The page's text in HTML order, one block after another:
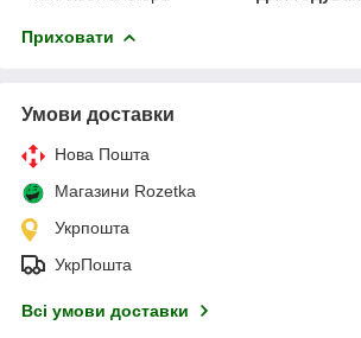
Приховати
Умови доставки
Нова Пошта
Магазини Rozetka
Укрпошта
УкрПошта
Всі умови доставки